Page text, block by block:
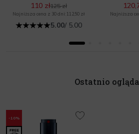
110 zł125 zł
Najniższa cena z 30 dni: 112,50 zł
5.00/ 5.00
Najniższa
Ostatnio
-10%